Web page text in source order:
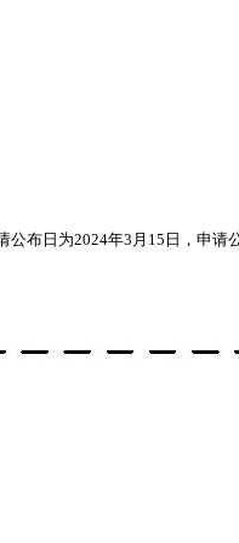
公布日为2024年3月15日，申请